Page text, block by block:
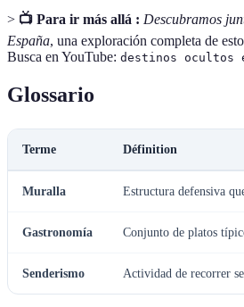
> 📺 Para ir más allá : Descubramos
España, una exploración completa de
Busca en YouTube: destinos ocultos
Glossario
Terme Définition
Muralla Estructura defensiva
Gastronomía Conjunto de platos
Senderismo Actividad de recorrer